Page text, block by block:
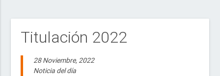
Titulación 2022
28 Noviembre, 2022
Noticia del día